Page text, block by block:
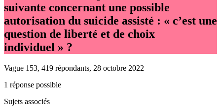
suivante concernant une possible
autorisation du suicide assisté : « c’est une
question de liberté et de choix
individuel » ?
Vague 153, 419 répondants, 28 octobre 2022
1 réponse possible
Sujets associés